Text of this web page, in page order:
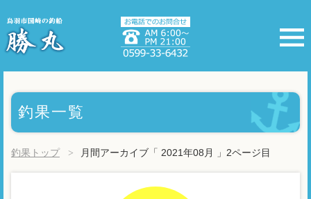
釣果一覧
釣果トップ 月間アーカイブ「 2021年08月 」2ページ目